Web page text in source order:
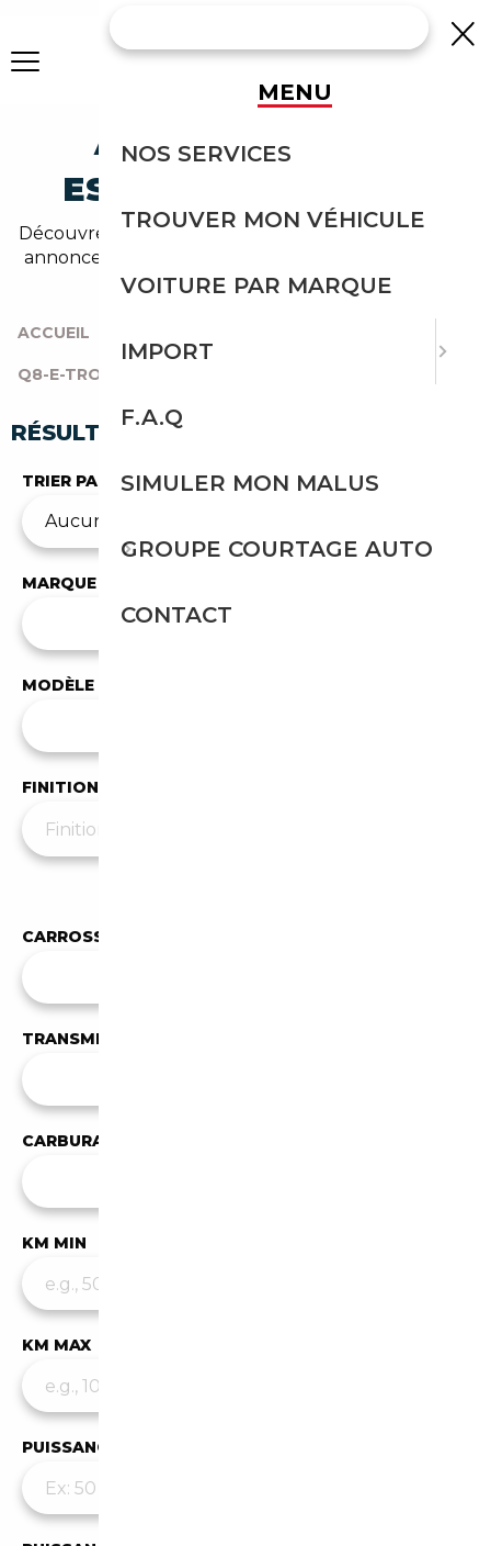
AUDI Q8-E-TRON
ESSENCE OCCASION
Découvrez un large choix de audi essence dans nos
annonces de q8-e-tron. Un import sans effort avec
Courtage Auto.
ACCUEIL
Q8-E-TRON
RÉSULTATS DE VOTRE RECHERCHE
TRIER PAR
MARQUE
Audi
MODÈLE
FINITION
CARROSSERIE
TRANSMISSION
CARBURANT
KM MIN
KM MAX
PUISSANCE MIN
MENU
NOS SERVICES
TROUVER MON VÉHICULE
VOITURE PAR MARQUE
IMPORT
F.A.Q
SIMULER MON MALUS
GROUPE COURTAGE AUTO
CONTACT